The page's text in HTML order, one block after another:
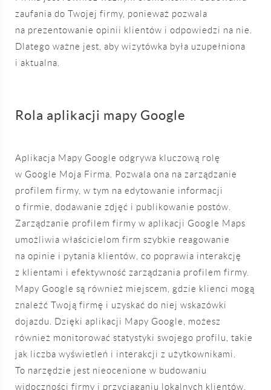
zaufania do Twojej firmy, ponieważ pozwala
na prezentowanie opinii klientów i odpowiedzi na nie.
Dlatego ważne jest, aby wizytówka była uzupełniona
i aktualna.
Rola aplikacji mapy Google
Aplikacja Mapy Google odgrywa kluczową rolę
w Google Moja Firma. Pozwala ona na zarządzanie
profilem firmy, w tym na edytowanie informacji
o firmie, dodawanie zdjęć i publikowanie postów.
Zarządzanie profilem firmy w aplikacji Google Maps
umożliwia właścicielom firm szybkie reagowanie
na opinie i pytania klientów, co poprawia interakcję
z klientami i efektywność zarządzania profilem firmy.
Mapy Google są również miejscem, gdzie klienci mogą
znaleźć Twoją firmę i uzyskać do niej wskazówki
dojazdu. Dzięki aplikacji Mapy Google, możesz
również monitorować statystyki swojego profilu, takie
jak liczba wyświetleń i interakcji z użytkownikami.
To narzędzie jest nieocenione w budowaniu
widoczności firmy i przyciąganiu lokalnych klientów.